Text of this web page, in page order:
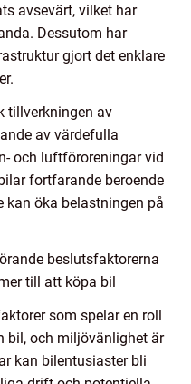
avsevärt, vilket har
Dessutom har
gjort det enklare
tillverkningen av
av värdefulla
och luftföroreningar vid
fortfarande beroende
kan öka belastningen på
beslutsfaktorerna
till att köpa bil
som spelar en roll
bil, och miljövänlighet är
kan bilentusiaster bli